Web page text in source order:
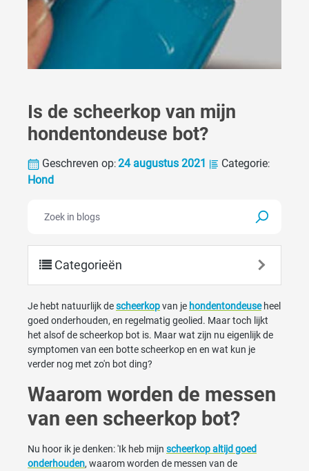
Is de scheerkop van mijn
hondentondeuse bot?
Geschreven op:24 augustus 2021 Categorie:
Hond
Categorieën
Je hebt natuurlijk descheerkopvan je hondentondeuseheel
goed onderhouden, en regelmatig geolied. Maar toch lijkt
het alsof de scheerkop bot is. Maar wat zijn nu eigenlijk de
symptomen van een botte scheerkop en en wat kun je
verder nog met zo'n bot ding?
Waarom worden de messen
van een scheerkop bot?
Nu hoor ik je denken: 'Ik heb mijn scheerkop altijd goed
onderhouden, waarom worden de messen van de